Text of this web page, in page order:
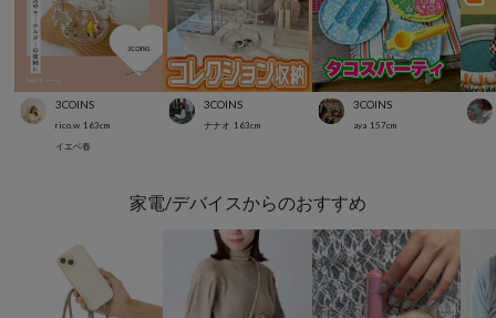
3COINS
rico.w 163cm
イエベ春
3COINS
ナナオ 163cm
3COINS
aya 157cm
家電/デバイスからのおすすめ